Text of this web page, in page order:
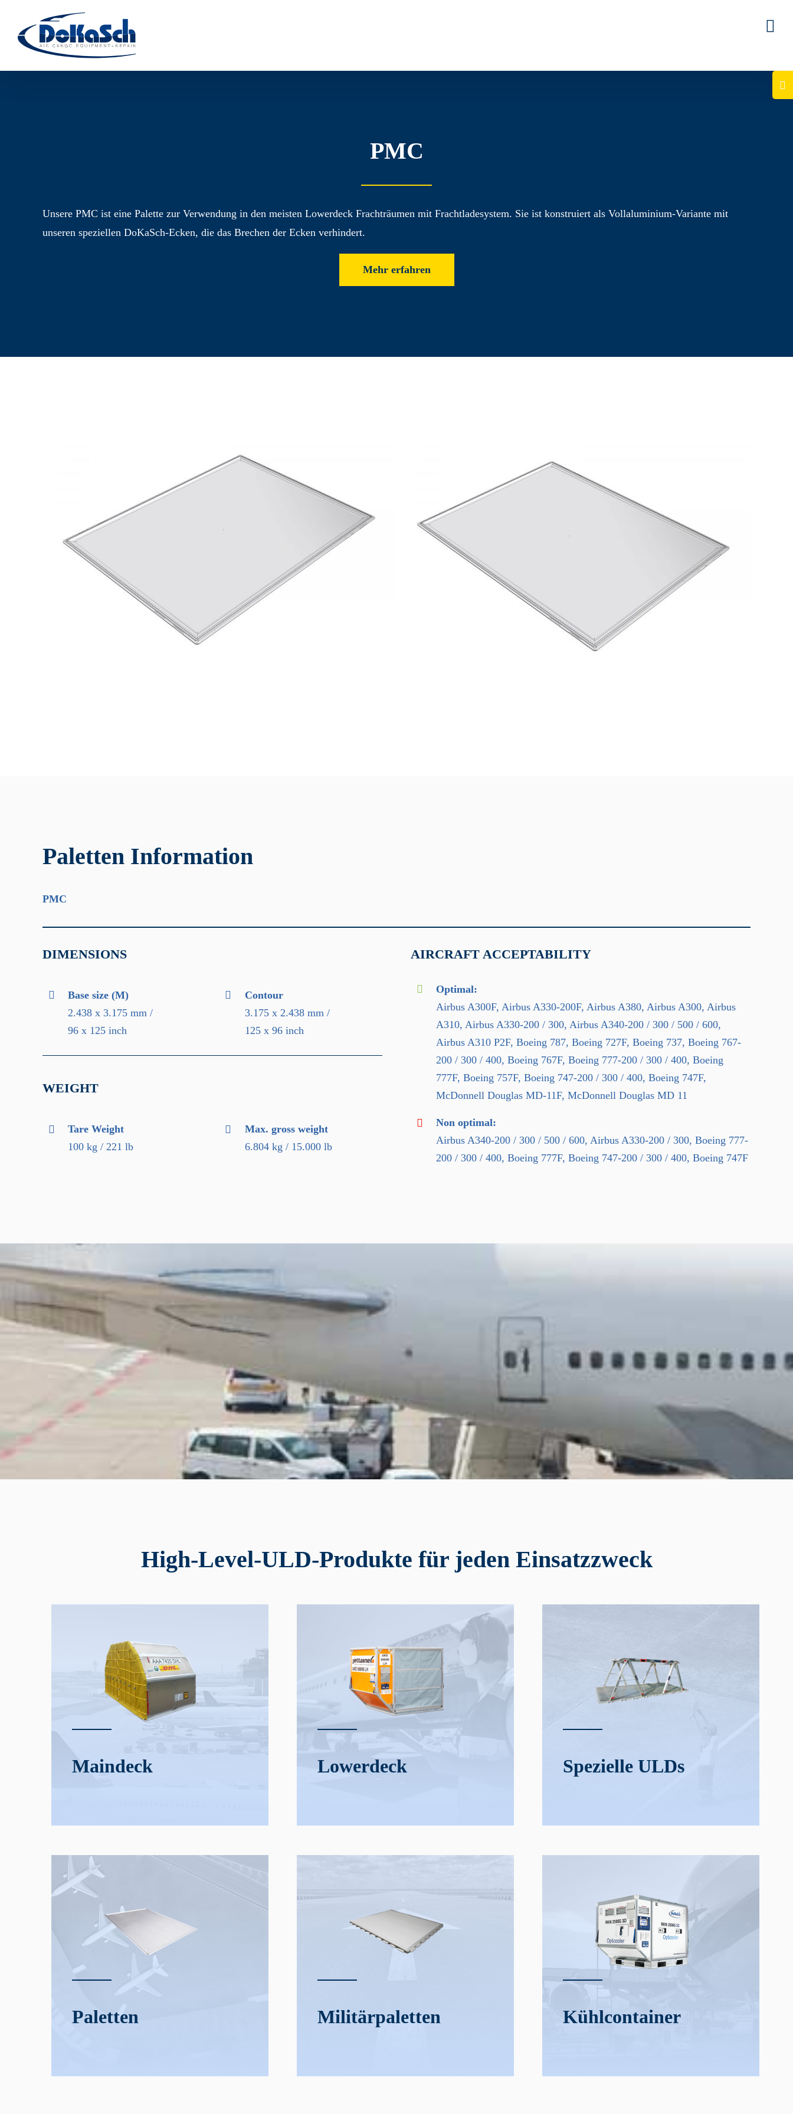
Inhalt
springen
PMC
Unsere PMC ist eine Palette zur Verwendung in den meisten Lowerdeck Fracht­räumen mit Frachtlade­system. Sie ist konstruiert als Vollaluminium-Variante mit
unseren speziellen DoKaSch-Ecken, die das Brechen der Ecken verhindert.
Mehr erfahren
Paletten Information
PMC
DIMENSIONS
Base size (M)
2.438 x 3.175 mm /
96 x 125 inch
Contour
3.175 x 2.438 mm /
125 x 96 inch
WEIGHT
Tare Weight
100 kg / 221 lb
Max. gross weight
6.804 kg / 15.000 lb
AIRCRAFT ACCEPTABILITY
Optimal:
Airbus A300F, Airbus A330-200F, Airbus A380, Airbus A300, Airbus
A310, Airbus A330-200 / 300, Airbus A340-200 / 300 / 500 / 600,
Airbus A310 P2F, Boeing 787, Boeing 727F, Boeing 737, Boeing 767-
200 / 300 / 400, Boeing 767F, Boeing 777-200 / 300 / 400, Boeing
777F, Boeing 757F, Boeing 747-200 / 300 / 400, Boeing 747F,
McDonnell Douglas MD-11F, McDonnell Douglas MD 11
Non optimal:
Airbus A340-200 / 300 / 500 / 600, Airbus A330-200 / 300, Boeing 777-
200 / 300 / 400, Boeing 777F, Boeing 747-200 / 300 / 400, Boeing 747F
High-Level-ULD-Produkte für jeden Einsatzzweck
Main­deck Lower­deck Spezielle ULDs
Paletten Militär­­paletten Kühl­­container